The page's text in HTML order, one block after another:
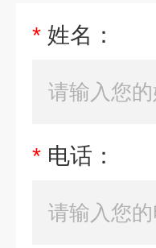
* 姓名：
* 电话：